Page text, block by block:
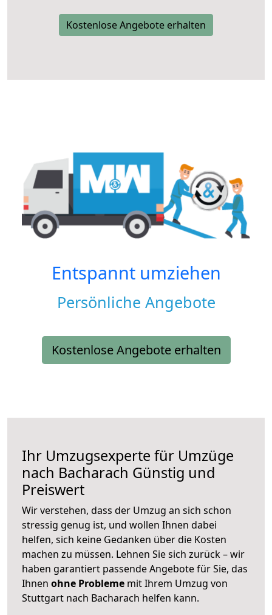
Kostenlose Angebote erhalten
Entspannt umziehen
Persönliche Angebote
Kostenlose Angebote erhalten
Ihr Umzugsexperte für Umzüge
nach Bacharach Günstig und
Preiswert
Wir verstehen, dass der Umzug an sich schon
stressig genug ist, und wollen Ihnen dabei
helfen, sich keine Gedanken über die Kosten
machen zu müssen. Lehnen Sie sich zurück – wir
haben garantiert passende Angebote für Sie, das
Ihnen ohne Probleme mit Ihrem Umzug von
Stuttgart nach Bacharach helfen kann.